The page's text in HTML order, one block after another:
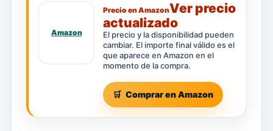
Amazon
Precio en AmazonVer precio
actualizado
El precio y la disponibilidad pueden
cambiar. El importe final válido es el
que aparece en Amazon en el
momento de la compra.
Comprar en Amazon